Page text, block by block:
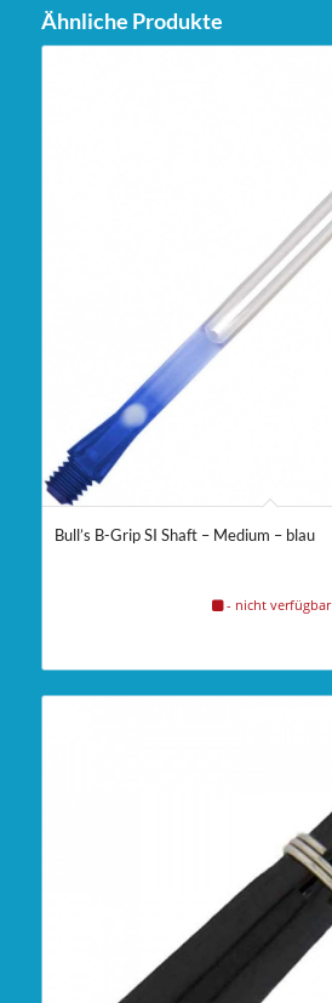
Ähnliche Produkte
Bull’s B-Grip SI Shaft – Medium – blau
- nicht verfügbar